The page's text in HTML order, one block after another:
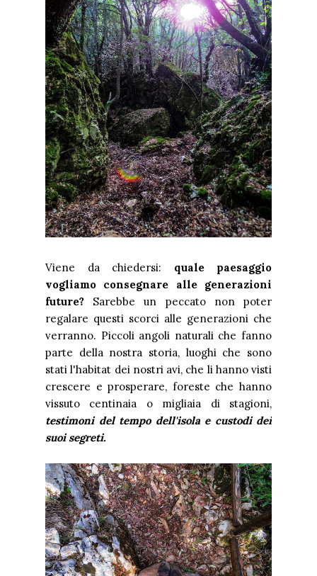
Viene da chiedersi: quale paesaggio
vogliamo consegnare alle generazioni
future? Sarebbe un peccato non poter
regalare questi scorci alle generazioni che
verranno. Piccoli angoli naturali che fanno
parte della nostra storia, luoghi che sono
stati l'habitat dei nostri avi, che li hanno visti
crescere e prosperare, foreste che hanno
vissuto centinaia o migliaia di stagioni,
testimoni del tempo dell'isola e custodi dei
suoi segreti.